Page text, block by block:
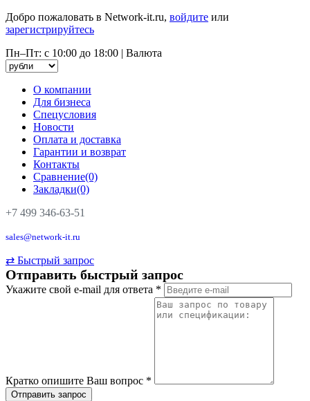
Добро пожаловать в Network-it.ru, войдите или
зарегистрируйтесь
Пн–Пт: с 10:00 до 18:00 | Валюта
О компании
Для бизнеса
Спецусловия
Новости
Оплата и доставка
Гарантии и возврат
Контакты
Сравнение(0)
Закладки(0)
+7 499 346-63-51
sales@network-it.ru
⇄ Быстрый запрос
Отправить быстрый запрос
Укажите свой e-mail для ответа *
Кратко опишите Ваш вопрос *